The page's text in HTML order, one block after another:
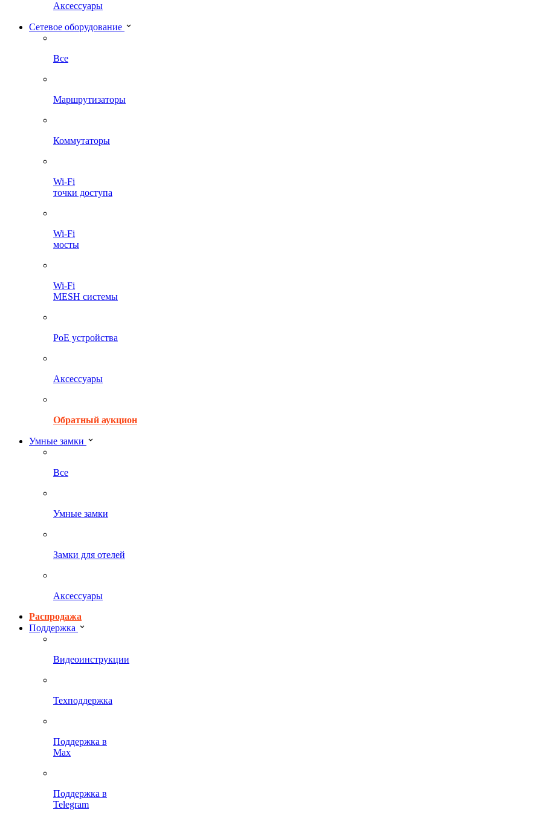
Аксессуары
Сетевое оборудование
Все
Маршрутизаторы
Коммутаторы
Wi-Fi
точки доступа
Wi-Fi
мосты
Wi-Fi
MESH системы
PoE устройства
Аксессуары
Обратный аукцион
Умные замки
Все
Умные замки
Замки для отелей
Аксессуары
Распродажа
Поддержка
Видеоинструкции
Техподдержка
Поддержка в
Max
Поддержка в
Telegram